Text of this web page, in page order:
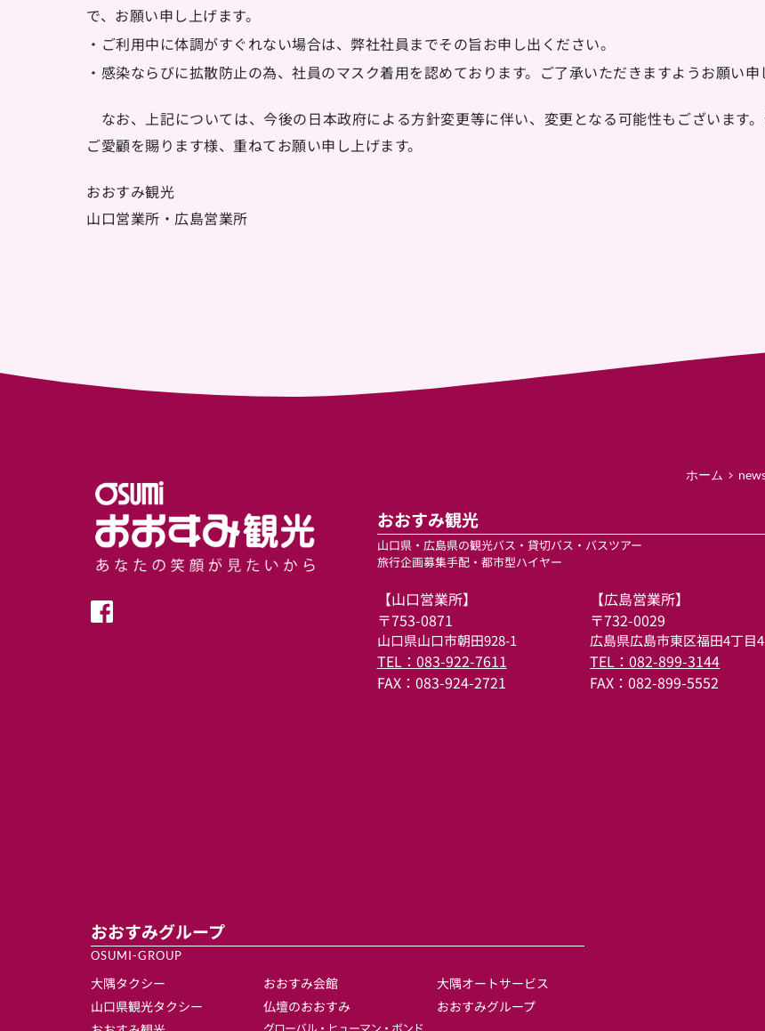
で、お願い申し上げます。
・ご利用中に体調がすぐれない場合は、弊社社員までその旨お申し出ください。
・感染ならびに拡散防止の為、社員のマスク着用を認めております。ご了承いただきますようお願い申
なお、上記については、今後の日本政府による方針変更等に伴い、変更となる可能性もございます。
ご愛顧を賜ります様、重ねてお願い申し上げます。
おおすみ観光
山口営業所・広島営業所
ホーム
おおすみ観光
山口県・広島県の観光バス・貸切バス・バスツアー
旅行企画募集手配・都市型ハイヤー
【山口営業所】
〒753-0871
山口県山口市朝田928-1
TEL：083-922-7611
FAX：083-924-2721
【広島営業所】
〒732-0029
広島県広島市東区福田4丁目
TEL：082-899-3144
FAX：082-899-5552
おおすみグループ
OSUMI-GROUP
大隅タクシー
山口県観光タクシー
おおすみ会館
仏壇のおおすみ
グローバル・ヒューマン・ボンド
大隅オートサービス
おおすみグループ